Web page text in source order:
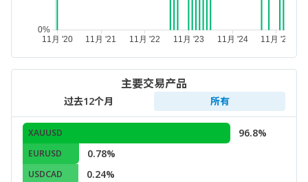
主要交易产品
过去12个月 所有
XAUUSD 96.8%
EURUSD 0.78%
USDCAD 0.24%